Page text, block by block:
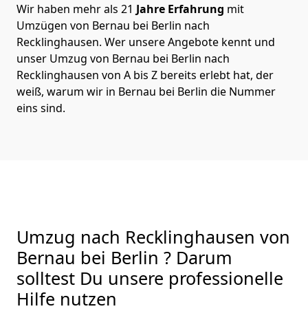
Wir haben mehr als 21 Jahre Erfahrung mit
Umzügen von Bernau bei Berlin nach
Recklinghausen. Wer unsere Angebote kennt und
unser Umzug von Bernau bei Berlin nach
Recklinghausen von A bis Z bereits erlebt hat, der
weiß, warum wir in Bernau bei Berlin die Nummer
eins sind.
Umzug nach Recklinghausen von
Bernau bei Berlin ? Darum
solltest Du unsere professionelle
Hilfe nutzen